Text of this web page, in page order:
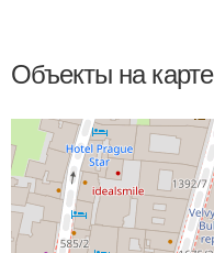
Объекты на карте